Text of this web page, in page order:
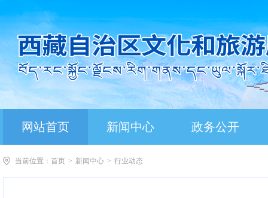
网站首页 新闻中心 政务公开
当前位置： 首页 > 新闻中心 > 行业动态